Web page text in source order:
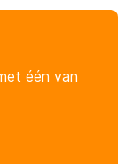
één van